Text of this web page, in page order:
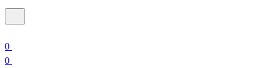
0
0